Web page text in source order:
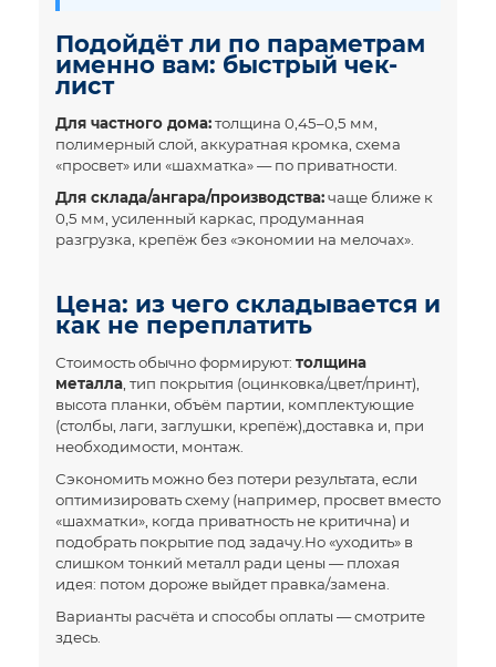
Подойдёт ли по параметрам
именно вам: быстрый чек-
лист
Для частного дома:толщина 0,45–0,5 мм,
полимерный слой, аккуратная кромка, схема
«просвет» или «шахматка» — по приватности.
Для склада/ангара/производства:чаще ближе к
0,5 мм, усиленный каркас, продуманная
разгрузка, крепёж без «экономии на мелочах».
Цена: из чего складывается и
как не переплатить
Стоимость обычно формируют: толщина
металла , тип покрытия (оцинковка/цвет/принт),
высота планки, объём партии, комплектующие
(столбы, лаги, заглушки, крепёж),доставка и, при
необходимости, монтаж.
Сэкономить можно без потери результата, если
оптимизировать схему (например, просвет вместо
«шахматки», когда приватность не критична) и
подобрать покрытие под задачу.Но «уходить» в
слишком тонкий металл ради цены — плохая
идея: потом дороже выйдет правка/замена.
Варианты расчёта и способы оплаты —смотрите
здесь